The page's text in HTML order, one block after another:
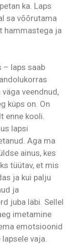
ka. Laps
sa võõrutama
hammastega ja
– laps saab
veendnud,
küps on. On
enne kooli.
lapsi
Aga ma
ainus, kes
tüütav, et mis
ja kui palju
ja
juba läbi. Sellel
imetamine
emotsioonid
vaja.